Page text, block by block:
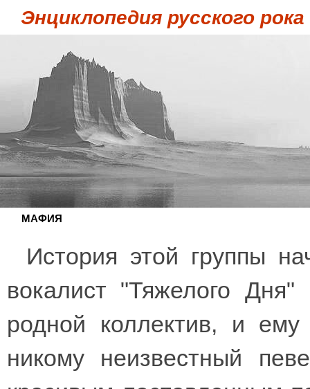
Энциклопедия русского рока
МАФИЯ
История этой группы
вокалист "Тяжелого
родной коллектив, и
никому неизвестный